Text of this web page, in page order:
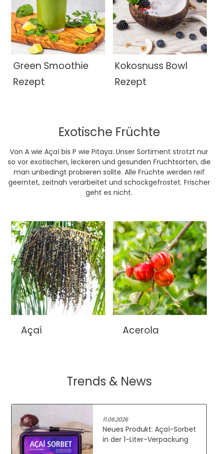
Green Smoothie
Rezept
Kokosnuss Bowl
Rezept
Exotische Früchte
Von A wie Açaí bis P wie Pitaya: Unser Sortiment strotzt nur
so vor exotischen, leckeren und gesunden Fruchtsorten, die
man unbedingt probieren sollte. Alle Früchte werden reif
geerntet, zeitnah verarbeitet und schockgefrostet. Frischer
geht es nicht.
Açaí Acerola
Trends & News
11.06.2026
Neues Produkt: Açaí-Sorbet
in der 1-Liter-Verpackung